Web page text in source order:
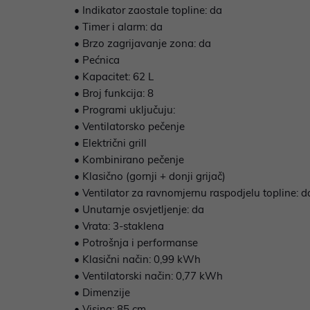
• Indikator zaostale topline: da
• Timer i alarm: da
• Brzo zagrijavanje zona: da
• Pećnica
• Kapacitet: 62 L
• Broj funkcija: 8
• Programi uključuju:
• Ventilatorsko pečenje
• Električni grill
• Kombinirano pečenje
• Klasično (gornji + donji grijač)
• Ventilator za ravnomjernu raspodjelu topline:
• Unutarnje osvjetljenje: da
• Vrata: 3-staklena
• Potrošnja i performanse
• Klasični način: 0,99 kWh
• Ventilatorski način: 0,77 kWh
• Dimenzije